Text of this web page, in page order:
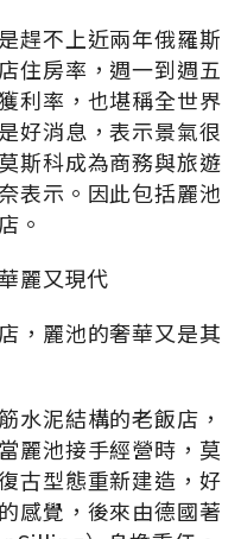
趕不上近兩年俄羅斯
住房率，週一到週五
利率，也堪稱全世界
好消息，表示景氣很
斯科成為商務與旅遊
表示。因此包括麗池
。
麗又現代
，麗池的奢華又是其
水泥結構的老飯店，
麗池接手經營時，莫
古型態重新建造，好
感覺，後來由德國著